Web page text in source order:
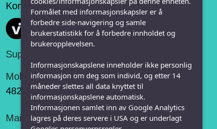
Konseptet er levert av
Vi FRITID
Support:
Mobil:
482 75 848
Mail:
Formålet med informasjonskapsler er å
forbedre side-navigering og samle
brukerstatistikk for å forbedre innholdet og
brukeropplevelsen.
Informasjonskapslene inneholder ikke personlig
informasjon om deg som individ, og etter 14
måneder slettes all data knyttet til
informasjonskapslene automatisk.
Informasjonen samlet inn av Google Analytics
lagres på deres servere i USA og er underlagt